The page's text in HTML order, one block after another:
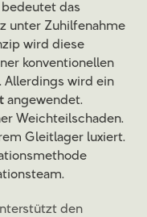
das
unter Zuhilfenahme
wird diese
konventionellen
Allerdings wird ein
angewendet.
Weichteilschaden.
Gleitlager luxiert.
den